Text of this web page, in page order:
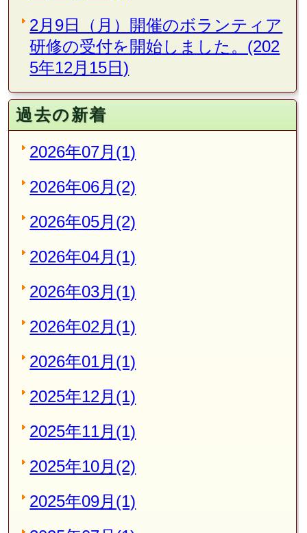
2月9日（月）開催のボランティア
研修の受付を開始しました。(202
5年12月15日)
過去の新着
2026年07月(1)
2026年06月(2)
2026年05月(2)
2026年04月(1)
2026年03月(1)
2026年02月(1)
2026年01月(1)
2025年12月(1)
2025年11月(1)
2025年10月(2)
2025年09月(1)